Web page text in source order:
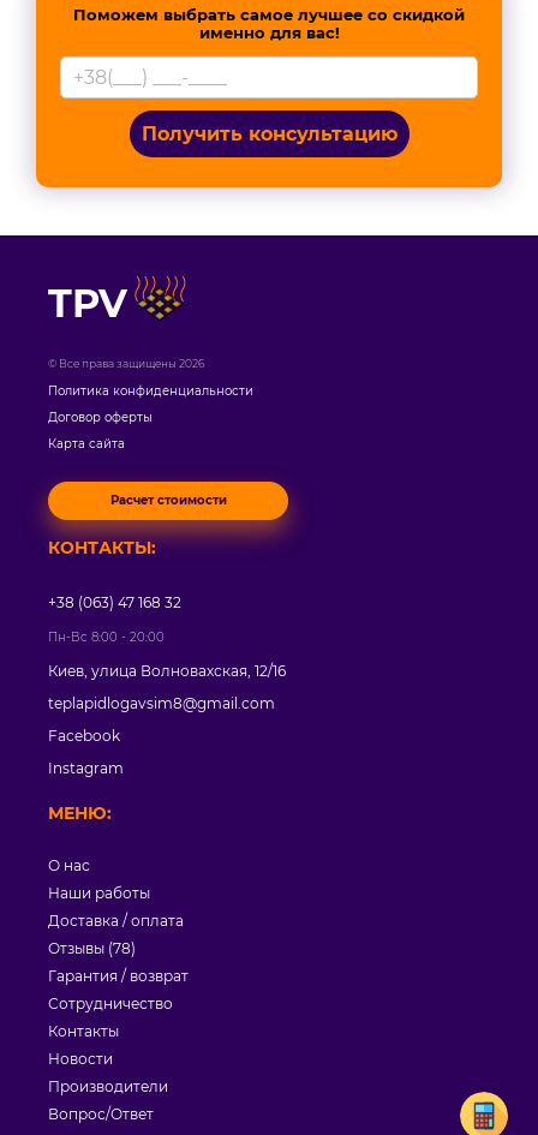
Поможем выбрать самое лучшее со скидкой
именно для вас!
Получить консультацию
TPV
© Все права защищены 2026
Политика конфиденциальности
Договор оферты
Карта сайта
Расчет стоимости
МЕНЮ:
О нас
Наши работы
Доставка / оплата
Отзывы (78)
Гарантия / возврат
Сотрудничество
Контакты
Новости
Производители
Вопрос/Ответ
КОНТАКТЫ:
+38 (063) 47 168 32
Пн-Вс 8:00 - 20:00
Киев, улица Волновахская, 12/16
teplapidlogavsim8@gmail.com
Facebook
Instagram